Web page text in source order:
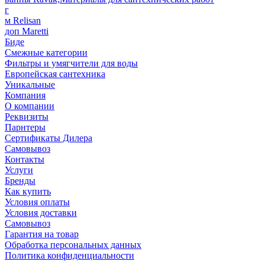
г
м Relisan
доп Maretti
Биде
Смежные категории
Фильтры и умягчители для воды
Европейская сантехника
Уникальные
Компания
О компании
Реквизиты
Парнтеры
Сертификаты Дилера
Самовывоз
Контакты
Услуги
Бренды
Как купить
Условия оплаты
Условия доставки
Самовывоз
Гарантия на товар
Обработка персональных данных
Политика конфиденциальности